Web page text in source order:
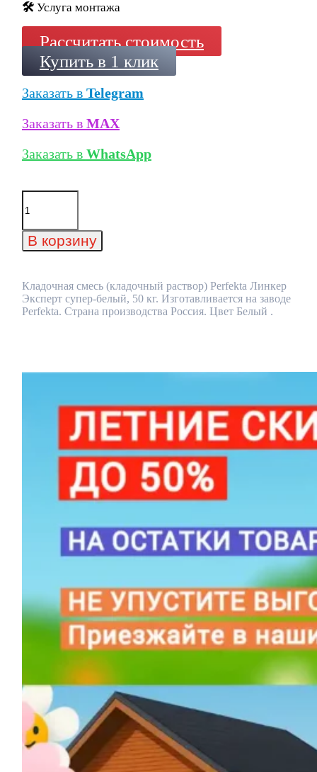
🛠️ Услуга монтажа
Рассчитать стоимость
Купить в 1 клик
Заказать в Telegram
Заказать в MAX
Заказать в WhatsApp
Количество
товара
смесь
(кладочный
Линкер
Эксперт
супер-
В корзину
Кладочная смесь (кладочный раствор) Perfekta Линкер
Эксперт супер-белый, 50 кг. Изготавливается на заводе
Perfekta. Страна производства Россия. Цвет Белый .